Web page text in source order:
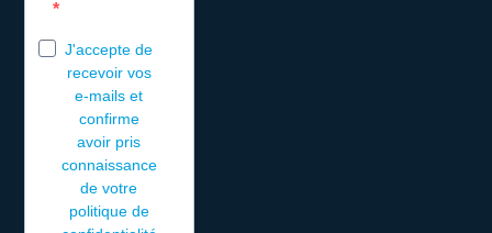
J'accepte de
recevoir vos
e-mails et
confirme
avoir pris
connaissance
de votre
politique de